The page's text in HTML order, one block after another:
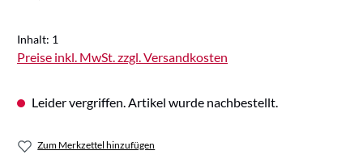
Inhalt: 1
Preise inkl. MwSt. zzgl. Versandkosten
Leider vergriffen. Artikel wurde nachbestellt.
Zum Merkzettel hinzufügen